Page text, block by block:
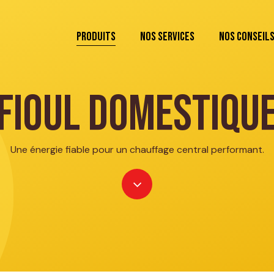
Produits Nos services Nos conseils
Mon
Une énergie fiable pour un chauffage central performant.
Navigate